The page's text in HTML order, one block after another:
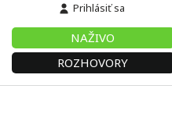
Prihlásiť sa
NAŽIVO
ROZHOVORY